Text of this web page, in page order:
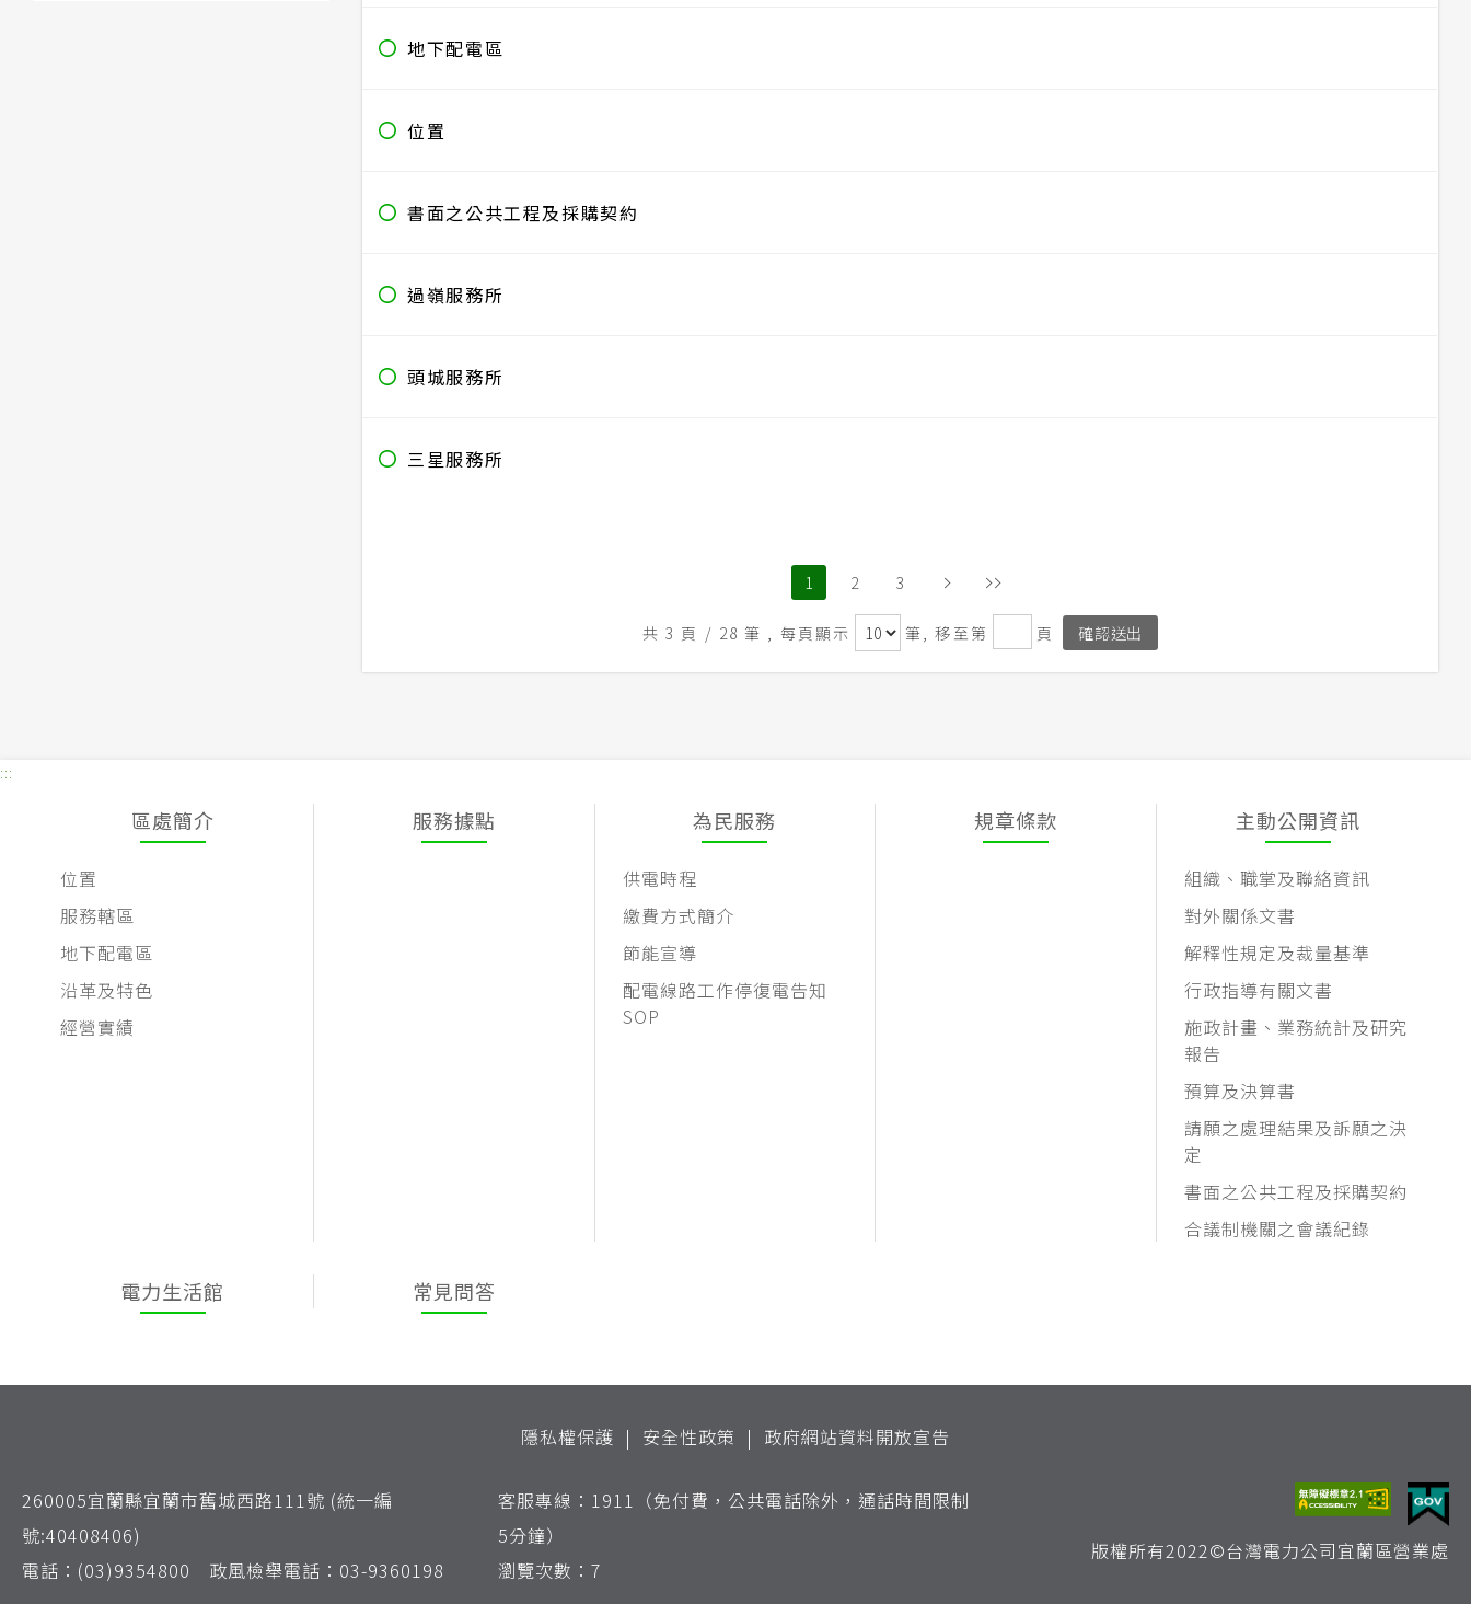
地下配電區
位置
書面之公共工程及採購契約
過嶺服務所
頭城服務所
三星服務所
1 2 3
共 3 頁 / 28 筆 , 每頁顯示 筆, 移至第 頁
:::
區處簡介
位置
服務轄區
地下配電區
沿革及特色
經營實績
服務據點 為民服務
供電時程
繳費方式簡介
節能宣導
配電線路工作停復電告知
SOP
規章條款 主動公開資訊
組織、職掌及聯絡資訊
對外關係文書
解釋性規定及裁量基準
行政指導有關文書
施政計畫、業務統計及研究
報告
預算及決算書
請願之處理結果及訴願之決
定
書面之公共工程及採購契約
合議制機關之會議紀錄
電力生活館 常見問答
隱私權保護 安全性政策 政府網站資料開放宣告
260005宜蘭縣宜蘭市舊城西路111號 (統一編
號:40408406)
電話：(03)9354800 政風檢舉電話：03-9360198
客服專線：1911（免付費，公共電話除外，通話時間限制
5分鐘）
瀏覽次數：7
版權所有2022©台灣電力公司宜蘭區營業處